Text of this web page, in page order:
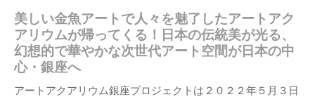
美しい金魚アートで人々を魅了したアートアク
アリウムが帰ってくる！日本の伝統美が光る、
幻想的で華やかな次世代アート空間が日本の中
心・銀座へ
アートアクアリウム銀座プロジェクトは２０２２年５月３日